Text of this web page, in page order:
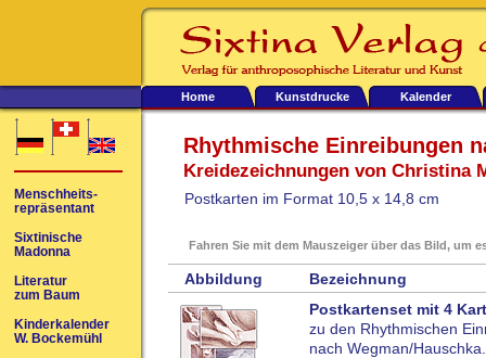
Rhythmische Einreibungen
Kreidezeichnungen von Christina
Postkarten im Format 10,5 x 14,8 cm
Fahren Sie mit dem Mauszeiger über das Bild, um
Abbildung
Bezeichnung
Postkartenset mit 4
zu den Rhythmischen
nach Wegman/Hauschka.
Home Kunstdrucke Kalender
Menschheits-
repräsentant
Sixtinische
Madonna
Literatur
zum Baum
Kinderkalender
W. Bockemühl